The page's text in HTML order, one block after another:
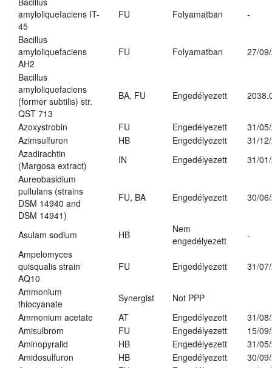
amyloliquefaciens IT-
45
FU Folyamatban -
Bacillus
amyloliquefaciens
AH2
FU Folyamatban 27/
Bacillus
amyloliquefaciens
(former subtilis) str.
QST 713
BA, FU Engedélyezett
Azoxystrobin FU Engedélyezett
31/
Azimsulfuron
HB Engedélyezett
31/
Azadirachtin
(Margosa extract)
IN Engedélyezett
31/
Aureobasidium
pullulans (strains
DSM 14940 and
DSM 14941)
FU, BA Engedélyezett 30/
Asulam sodium HB
Nem
engedélyezett
-
Ampelomyces
quisqualis strain
AQ10
FU Engedélyezett 31/
Ammonium
thiocyanate
Synergist
Not PPP
Ammonium acetate
AT Engedélyezett
31/
Amisulbrom
FU Engedélyezett
15/
Aminopyralid
HB Engedélyezett
31/
Amidosulfuron
HB Engedélyezett
30/